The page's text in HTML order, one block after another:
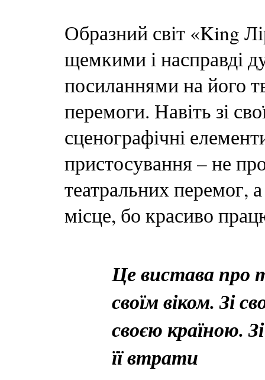
Образний світ «King
щемкими і насправді
посиланнями на його
перемоги. Навіть зі
сценографічні
пристосування – не
театральних перемог,
місце, бо красиво
Це вистава про
своїм віком. Зі
своєю країною.
її втрати